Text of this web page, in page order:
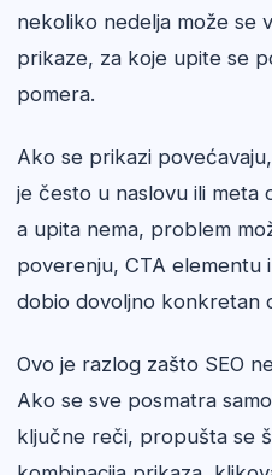
nekoliko nedelja može se
prikaze, za koje upite se
pomera.
Ako se prikazi
je često u naslovu ili meta
a upita nema, problem
poverenju, CTA elementu
dobio dovoljno konkretan
Ovo je razlog zašto SEO
Ako se sve posmatra
ključne reči, propušta se